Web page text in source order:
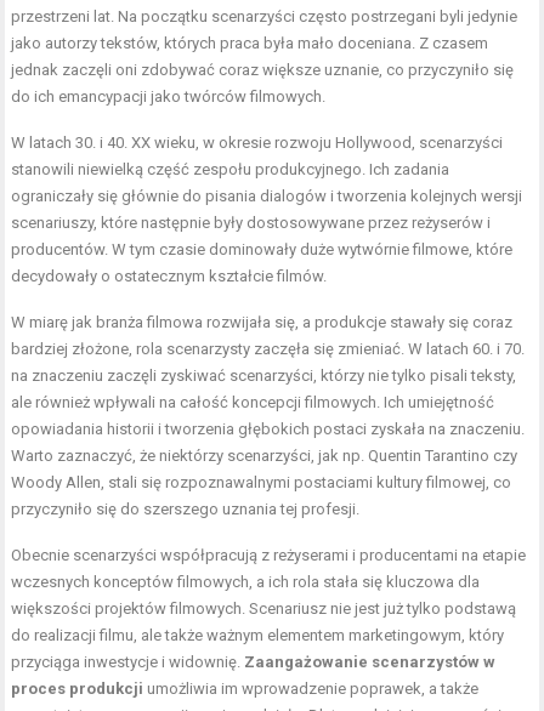
przestrzeni lat. Na początku scenarzyści często postrzegani byli jedynie
jako autorzy tekstów, których praca była mało doceniana. Z czasem
jednak zaczęli oni zdobywać coraz większe uznanie, co przyczyniło się
do ich emancypacji jako twórców filmowych.
W latach 30. i 40. XX wieku, w okresie rozwoju Hollywood, scenarzyści
stanowili niewielką część zespołu produkcyjnego. Ich zadania
ograniczały się głównie do pisania dialogów i tworzenia kolejnych wersji
scenariuszy, które następnie były dostosowywane przez reżyserów i
producentów. W tym czasie dominowały duże wytwórnie filmowe, które
decydowały o ostatecznym kształcie filmów.
W miarę jak branża filmowa rozwijała się, a produkcje stawały się coraz
bardziej złożone, rola scenarzysty zaczęła się zmieniać. W latach 60. i 70.
na znaczeniu zaczęli zyskiwać scenarzyści, którzy nie tylko pisali teksty,
ale również wpływali na całość koncepcji filmowych. Ich umiejętność
opowiadania historii i tworzenia głębokich postaci zyskała na znaczeniu.
Warto zaznaczyć, że niektórzy scenarzyści, jak np. Quentin Tarantino czy
Woody Allen, stali się rozpoznawalnymi postaciami kultury filmowej, co
przyczyniło się do szerszego uznania tej profesji.
Obecnie scenarzyści współpracują z reżyserami i producentami na etapie
wczesnych konceptów filmowych, a ich rola stała się kluczowa dla
większości projektów filmowych. Scenariusz nie jest już tylko podstawą
do realizacji filmu, ale także ważnym elementem marketingowym, który
przyciąga inwestycje i widownię. Zaangażowanie scenarzystów w
proces produkcji umożliwia im wprowadzenie poprawek, a także